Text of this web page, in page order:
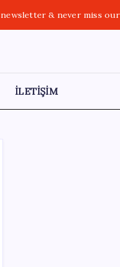
& never miss
İLETİŞİM